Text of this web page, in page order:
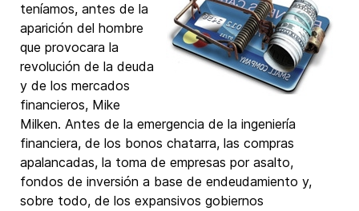
teníamos, antes de la
aparición del hombre
que provocara la
revolución de la deuda
y de los mercados
financieros, Mike
Milken. Antes de la emergencia de la ingeniería
financiera, de los bonos chatarra, las compras
apalancadas, la toma de empresas por asalto,
fondos de inversión a base de endeudamiento y,
sobre todo, de los expansivos gobiernos